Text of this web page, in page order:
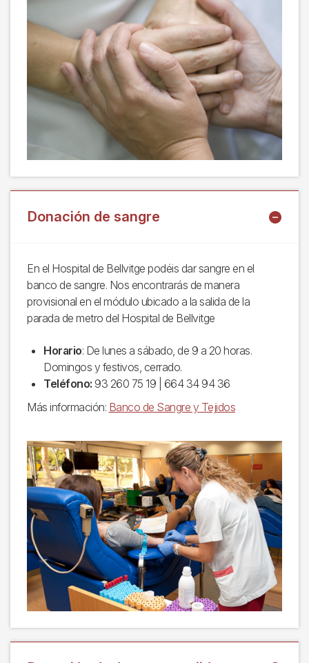
Donación de sangre
En el Hospital de Bellvitge podéis dar sangre en el
banco de sangre. Nos encontrarás de manera
provisional en el módulo ubicado a la salida de la
parada de metro del Hospital de Bellvitge
Horario: De lunes a sábado, de 9 a 20 horas.
Domingos y festivos, cerrado.
Teléfono: 93 260 75 19 | 664 34 94 36
Más información: Banco de Sangre y Tejidos